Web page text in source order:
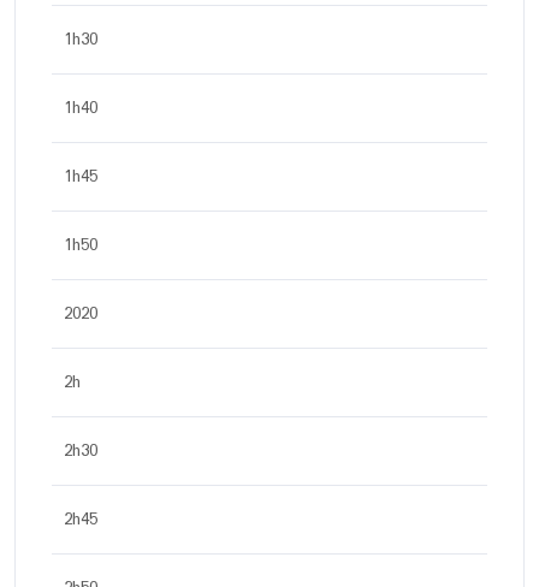
1h30
1h40
1h45
1h50
2020
2h
2h30
2h45